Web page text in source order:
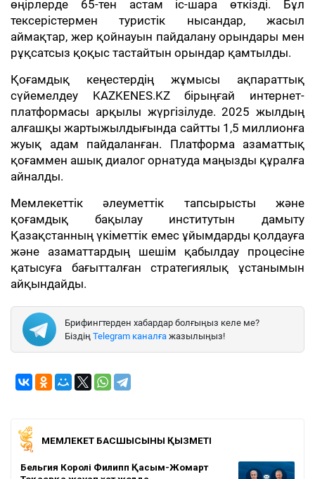
өңірлерде 65-тен астам іс-шара өткізді. Бұл
тексерістермен туристік нысандар, жасыл
аймақтар, жер қойнауын пайдалану орындары мен
рұқсатсыз қоқыс тастайтын орындар қамтылды.
Қоғамдық кеңестердің жұмысы ақпараттық
сүйемелдеу KAZKENES.KZ бірыңғай интернет-
платформасы арқылы жүргізілуде. 2025 жылдың
алғашқы жартыжылдығында сайтты 1,5 миллионға
жуық адам пайдаланған. Платформа азаматтық
қоғаммен ашық диалог орнатуда маңызды құралға
айналды.
Мемлекеттік әлеуметтік тапсырысты және
қоғамдық бақылау институтын дамыту
Қазақстанның үкіметтік емес ұйымдарды қолдауға
және азаматтардың шешім қабылдау процесіне
қатысуға бағытталған стратегиялық ұстанымын
айқындайды.
Брифингтерден хабардар болғыңыз келе ме?
Біздің Telegram каналға жазылыңыз!
МЕМЛЕКЕТ БАСШЫСЫНЫҢ ҚЫЗМЕТІ
Бельгия Королі Филипп Қасым-Жомарт